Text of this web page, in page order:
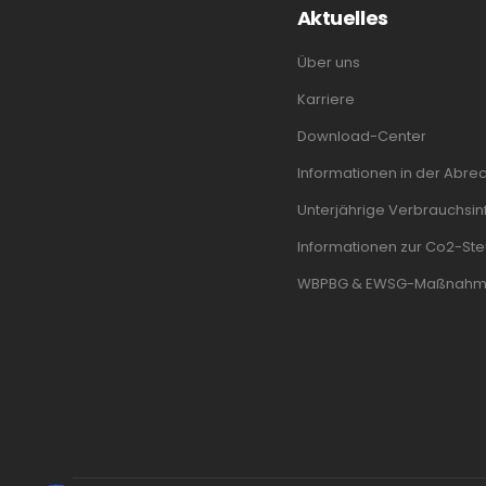
Aktuelles
Über uns
Karriere
Download-Center
Informationen in der
Unterjährige
Informationen zur Co2-
WBPBG & EWSG-